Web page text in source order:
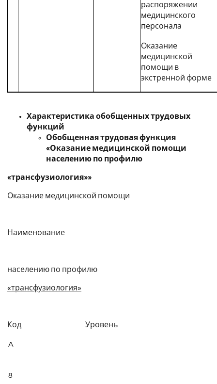
распоряжении
медицинского
персонала
Оказание
медицинской
помощи в
экстренной форме
Характеристика обобщенных трудовых
функций
Обобщенная трудовая функция
«Оказание медицинской помощи
населению по профилю
«трансфузиология»»
Оказание медицинской помощи
Наименование
населению по профилю
«трансфузиология»
Код Уровень
A
8